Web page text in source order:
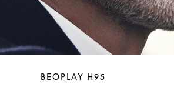
BEOPLAY H95